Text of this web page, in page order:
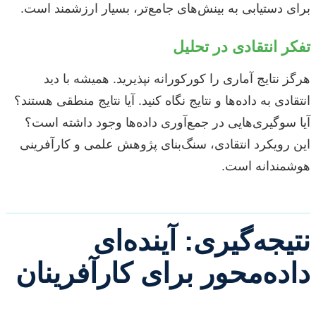
برای دستیابی به بینش‌های جامع‌تر، بسیار ارزشمند است.
تفکر انتقادی در تحلیل
هرگز نتایج آماری را کورکورانه نپذیرید. همیشه با دید
انتقادی به داده‌ها و نتایج نگاه کنید. آیا نتایج منطقی هستند؟
آیا سوگیری‌هایی در جمع‌آوری داده‌ها وجود داشته است؟
این رویکرد انتقادی، سنگ‌بنای پژوهش علمی و کارآفرینی
هوشمندانه است.
نتیجه‌گیری: آینده‌ای
داده‌محور برای کارآفرینان